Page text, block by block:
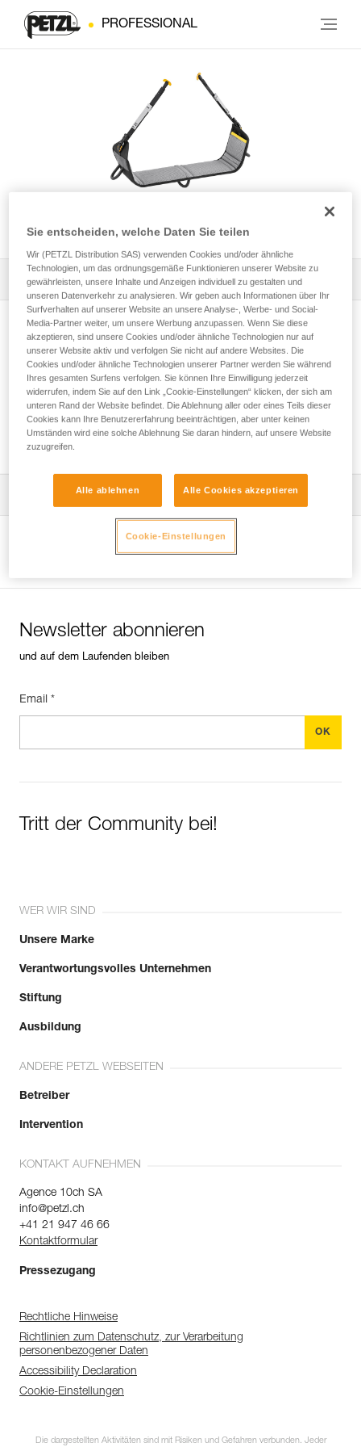
PROFESSIONAL
PODIUM
Alle technischen Anwendungen 1 Filter
Welcher Gurt ist für welchen
Verwendungszweck geeignet?
Die Gebrauchsanleitung herunterladen
Technical Notice
Newsletter abonnieren
und auf dem Laufenden bleiben
Email *
Tritt der Community bei!
WER WIR SIND
Unsere Marke
Verantwortungsvolles Unternehmen
Stiftung
Ausbildung
ANDERE PETZL WEBSEITEN
Betreiber
Intervention
KONTAKT AUFNEHMEN
Agence 10ch SA
info@petzl.ch
+41 21 947 46 66
Kontaktformular
Pressezugang
Rechtliche Hinweise
Richtlinien zum Datenschutz, zur Verarbeitung
personenbezogener Daten
Accessibility Declaration
Cookie-Einstellungen
Die dargestellten Aktivitäten sind mit Risiken und Gefahren verbunden. Jeder
Sie entscheiden, welche Daten Sie teilen
Wir (PETZL Distribution SAS) verwenden Cookies und/oder ähnliche
Technologien, um das ordnungsgemäße Funktionieren unserer Website zu
gewährleisten, unsere Inhalte und Anzeigen individuell zu gestalten und
unseren Datenverkehr zu analysieren. Wir geben auch Informationen über Ihr
Surfverhalten auf unserer Website an unsere Analyse-, Werbe- und Social-
Media-Partner weiter, um unsere Werbung anzupassen. Wenn Sie diese
akzeptieren, sind unsere Cookies und/oder ähnliche Technologien nur auf
unserer Website aktiv und verfolgen Sie nicht auf andere Websites. Die
Cookies und/oder ähnliche Technologien unserer Partner werden Sie während
Ihres gesamten Surfens verfolgen. Sie können Ihre Einwilligung jederzeit
widerrufen, indem Sie auf den Link „Cookie-Einstellungen“ klicken, der sich am
unteren Rand der Website befindet. Die Ablehnung aller oder eines Teils dieser
Cookies kann Ihre Benutzererfahrung beeinträchtigen, aber unter keinen
Umständen wird eine solche Ablehnung Sie daran hindern, auf unsere Website
zuzugreifen.
Alle ablehnen Alle Cookies akzeptieren
Cookie-Einstellungen